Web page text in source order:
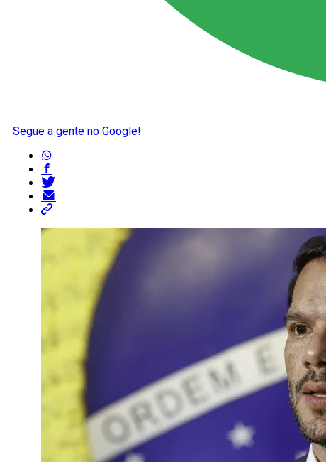
Segue a gente no Google!